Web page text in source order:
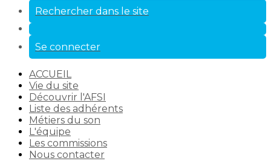
Rechercher dans le site
Se connecter
ACCUEIL
Vie du site
Découvrir l'AFSI
Liste des adhérents
Métiers du son
L'équipe
Les commissions
Nous contacter